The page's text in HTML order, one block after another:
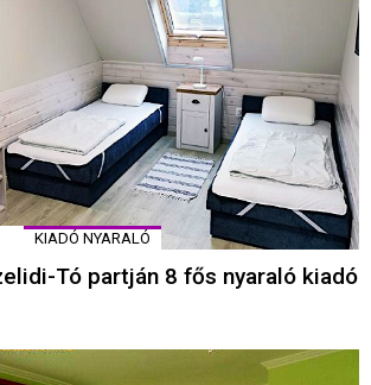
KIADÓ NYARALÓ
Tó partján 8 fős nyaraló kiadó